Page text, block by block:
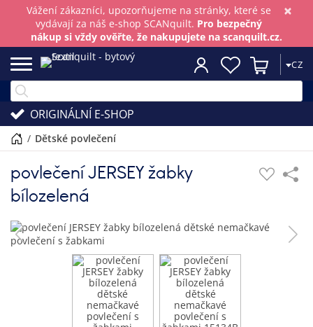
×
Vážení zákazníci, upozorňujeme na stránky, které se
vydávají za náš e-shop SCANquilt. Pro bezpečný
nákup si vždy ověřte, že nakupujete na scanquilt.cz.
CZ
ORIGINÁLNÍ E-SHOP
/ dětské povlečení
povlečení JERSEY žabky
bílozelená